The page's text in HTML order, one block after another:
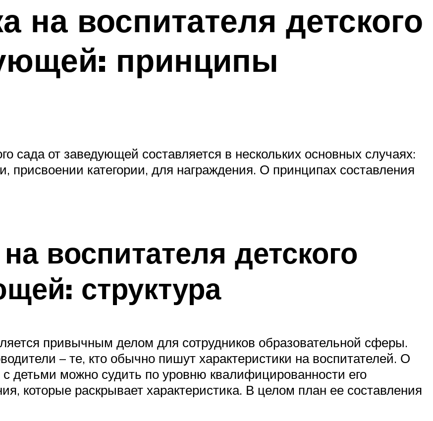
на воспитателя детского
принципы
сада от заведующей составляется в нескольких основных случаях:
присвоении категории, для награждения. О принципах составления
воспитателя детского
структура
привычным делом для сотрудников образовательной сферы.
– те, кто обычно пишут характеристики на воспитателей. О
детьми можно судить по уровню квалифицированности его
которые раскрывает характеристика. В целом план ее составления